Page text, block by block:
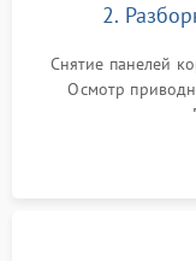
2.
Снятие панелей
Осмотр
крестовины